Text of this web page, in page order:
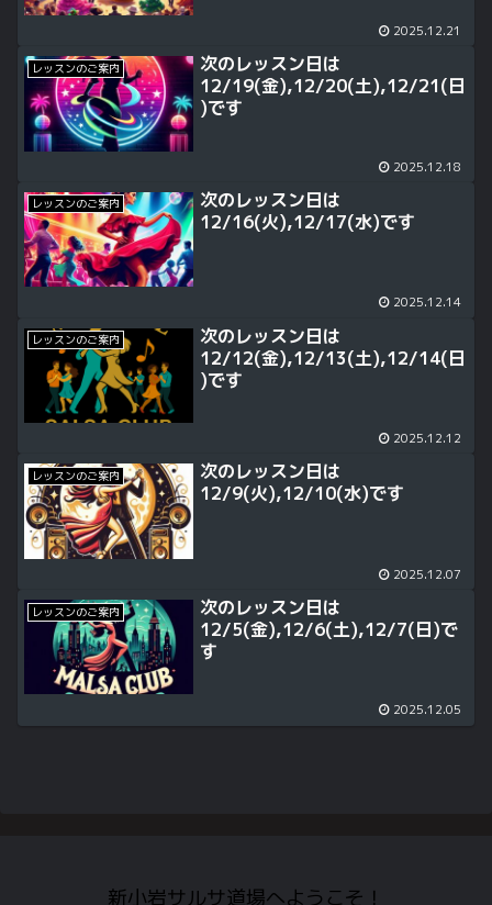
2025.12.21
レッスンのご案内
次のレッスン日は
12/19(金),12/20(土),12/21(日
)です
2025.12.18
レッスンのご案内
次のレッスン日は
12/16(火),12/17(水)です
2025.12.14
レッスンのご案内
次のレッスン日は
12/12(金),12/13(土),12/14(日
)です
2025.12.12
レッスンのご案内
次のレッスン日は
12/9(火),12/10(水)です
2025.12.07
レッスンのご案内
次のレッスン日は
12/5(金),12/6(土),12/7(日)で
す
2025.12.05
新小岩サルサ道場へようこそ！